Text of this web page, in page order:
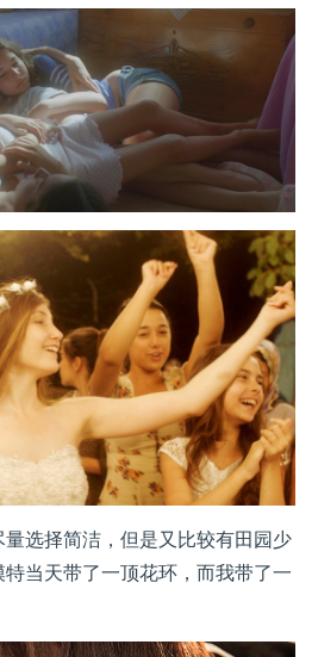
选择简洁，但是又比较有田园少
当天带了一顶花环，而我带了一